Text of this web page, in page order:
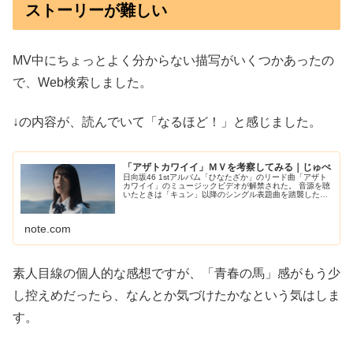
ストーリーが難しい
MV中にちょっとよく分からない描写がいくつかあったの
で、Web検索しました。
↓の内容が、読んでいて「なるほど！」と感じました。
「アザトカワイイ」ＭＶを考察してみる｜じゅぺ
日向坂46 1stアルバム「ひなたざか」のリード曲「アザト
カワイイ」のミュージックビデオが解禁された。 音源を聴
いたときは「キュン」以降のシングル表題曲を踏襲した王
note.com
素人目線の個人的な感想ですが、「青春の馬」感がもう少
し控えめだったら、なんとか気づけたかなという気はしま
す。